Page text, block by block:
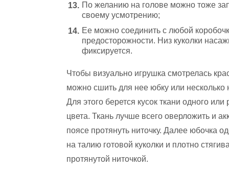
По желанию на голове можно тоже
своему усмотрению;
Ее можно соединить с любой
предосторожности. Низ куколки
фиксируется.
Чтобы визуально игрушка смотрелась
можно сшить для нее юбку или несколько
Для этого берется кусок ткани одного или
цвета. Ткань лучше всего оверложить и
поясе протянуть ниточку. Далее юбочка
на талию готовой куколки и плотно
протянутой ниточкой.